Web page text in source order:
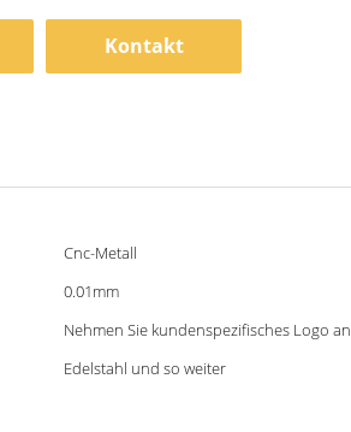
Kontakt
Cnc-Metall
0.01mm
Nehmen Sie kundenspezifisches Logo an
Edelstahl und so weiter